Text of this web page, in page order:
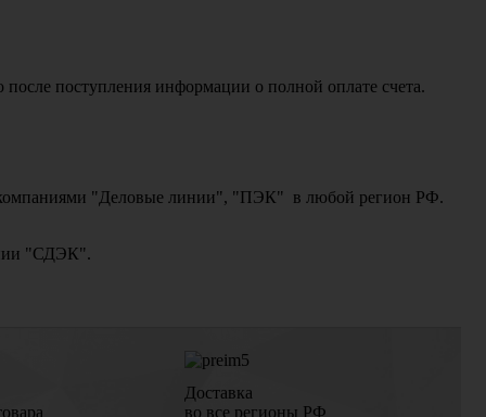
поступления информации о полной оплате счета.
компаниями "Деловые линии", "ПЭК" в любой регион РФ.
"СДЭК".
Доставка
во все регионы РФ